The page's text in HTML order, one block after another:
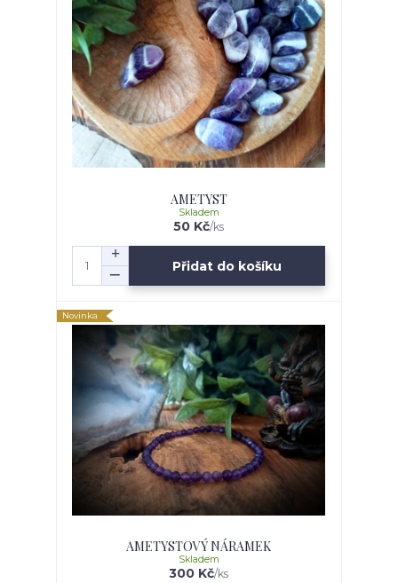
AMETYST
50 Kč/ks
Skladem
Přidat do košíku
Novinka
AMETYSTOVÝ NÁRAMEK
300 Kč/ks
Skladem